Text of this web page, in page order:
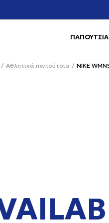
στην πρώτη σου αγορά
ΠΑΠΟΥΤΣΙΑ
Αθλητικά παπούτσια NIKE